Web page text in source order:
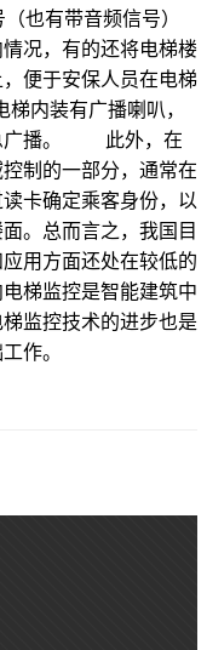
也有带音频信号）
况，有的还将电梯楼
便于安保人员在电梯
内装有广播喇叭，
急广播。 此外，在
制的一部分，通常在
卡确定乘客身份，以
。总而言之，我国目
用方面还处在较低的
梯监控是智能建筑中
监控技术的进步也是
作。